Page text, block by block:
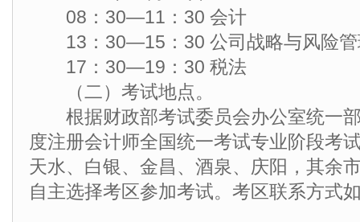
08：30—11：30 会计
13：30—15：30 公司战略与风险管
17：30—19：30 税法
（二）考试地点。
根据财政部考试委员会办公室统一
度注册会计师全国统一考试专业阶段考
天水、白银、金昌、酒泉、庆阳，其余
自主选择考区参加考试。考区联系方式